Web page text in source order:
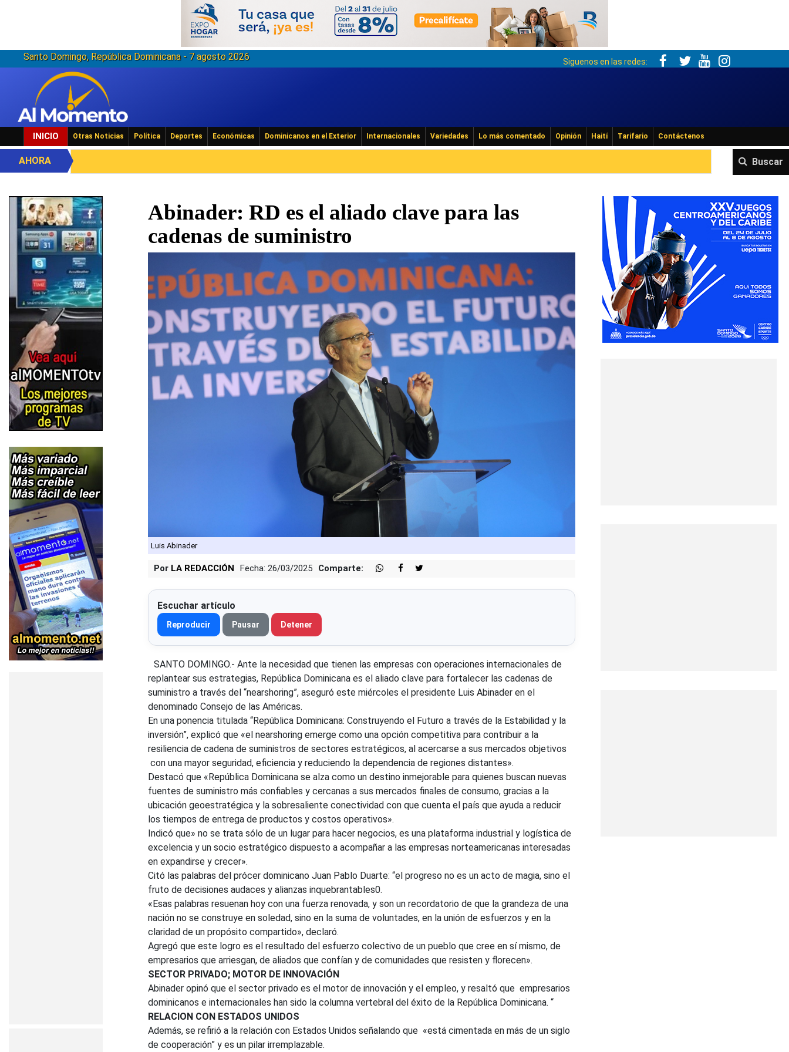
Santo Domingo, República Dominicana - 7 agosto 2026 Siguenos en las redes:
INICIO Otras Noticias Política Deportes Económicas Dominicanos en el Exterior Internacionales Variedades Lo más comentado Opinión Haití Tarifario Contáctenos
Buscar
AHORA
Abinader: RD es el aliado clave para las
cadenas de suministro
Luis Abinader
Por LA REDACCIÓN Fecha: 26/03/2025 Comparte:
Escuchar artículo
Reproducir Pausar Detener
SANTO DOMINGO.- Ante la necesidad que tienen las empresas con operaciones internacionales de
replantear sus estrategias, República Dominicana es el aliado clave para fortalecer las cadenas de
suministro a través del “nearshoring”, aseguró este miércoles el presidente Luis Abinader en el
denominado Consejo de las Américas.
En una ponencia titulada “República Dominicana: Construyendo el Futuro a través de la Estabilidad y la
inversión”, explicó que «el nearshoring emerge como una opción competitiva para contribuir a la
resiliencia de cadena de suministros de sectores estratégicos, al acercarse a sus mercados objetivos
con una mayor seguridad, eficiencia y reduciendo la dependencia de regiones distantes».
Destacó que «República Dominicana se alza como un destino inmejorable para quienes buscan nuevas
fuentes de suministro más confiables y cercanas a sus mercados finales de consumo, gracias a la
ubicación geoestratégica y la sobresaliente conectividad con que cuenta el país que ayuda a reducir
los tiempos de entrega de productos y costos operativos».
Indicó que» no se trata sólo de un lugar para hacer negocios, es una plataforma industrial y logística de
excelencia y un socio estratégico dispuesto a acompañar a las empresas norteamericanas interesadas
en expandirse y crecer».
Citó las palabras del prócer dominicano Juan Pablo Duarte: “el progreso no es un acto de magia, sino el
fruto de decisiones audaces y alianzas inquebrantables0.
«Esas palabras resuenan hoy con una fuerza renovada, y son un recordatorio de que la grandeza de una
nación no se construye en soledad, sino en la suma de voluntades, en la unión de esfuerzos y en la
claridad de un propósito compartido», declaró.
Agregó que este logro es el resultado del esfuerzo colectivo de un pueblo que cree en sí mismo, de
empresarios que arriesgan, de aliados que confían y de comunidades que resisten y florecen».
SECTOR PRIVADO; MOTOR DE INNOVACIÓN
Abinader opinó que el sector privado es el motor de innovación y el empleo, y resaltó que empresarios
dominicanos e internacionales han sido la columna vertebral del éxito de la República Dominicana. “
RELACION CON ESTADOS UNIDOS
Además, se refirió a la relación con Estados Unidos señalando que «está cimentada en más de un siglo
de cooperación” y es un pilar irremplazable.